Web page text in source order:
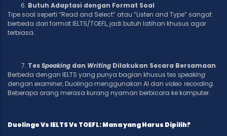
Butuh Adaptasi dengan Format Soal
Tipe soal seperti “Read and Select” atau “Listen and Type” sangat
berbeda dari format IELTS/TOEFL, jadi butuh latihan khusus agar
terbiasa.
TesSpeaking dan Writing Dilakukan Secara Bersamaan
Berbeda dengan IELTS yang punya bagian khusus tes speaking
dengan examiner, Duolingo menggunakan AI dan video recording.
Beberapa orang merasa kurang nyaman berbicara ke komputer.
Duolingo Vs IELTS Vs TOEFL: Mana yang Harus Dipilih?